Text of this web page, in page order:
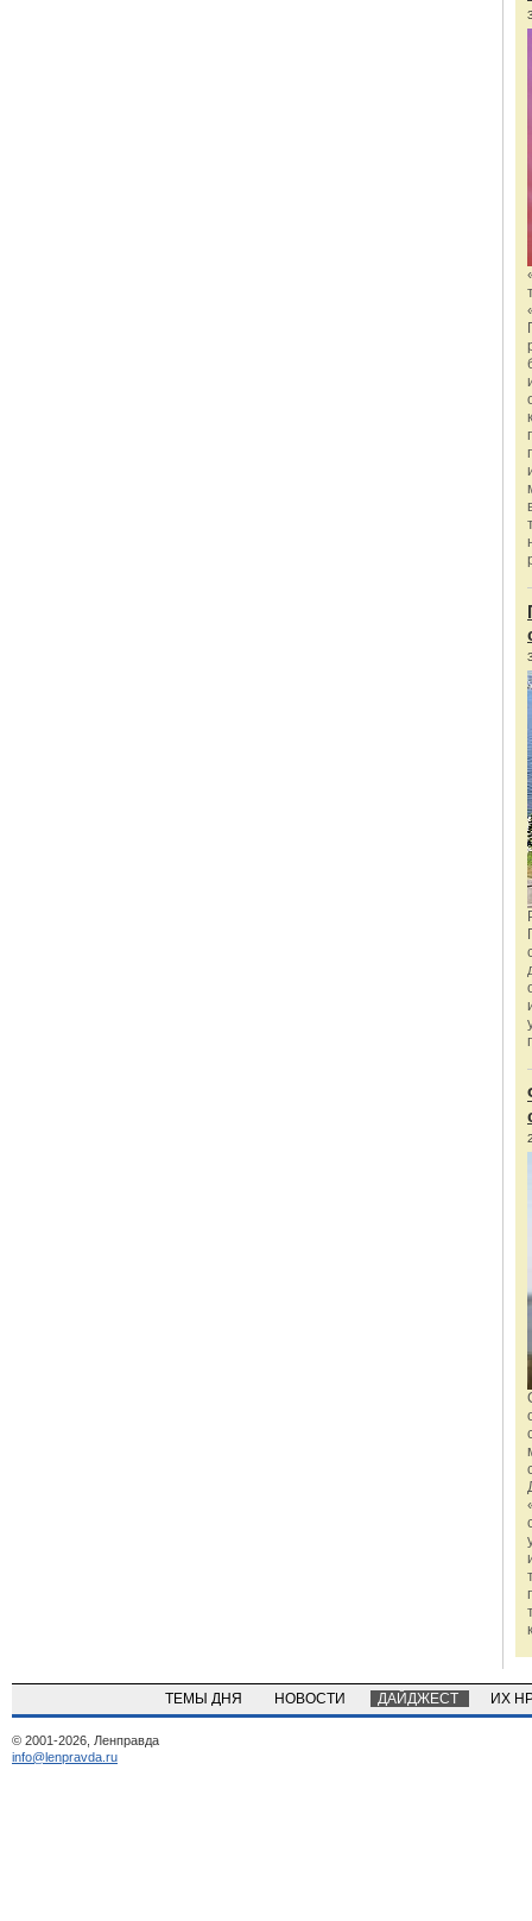
ТЕМЫ ДНЯ НОВОСТИ ДАЙДЖЕСТ ИХ
© 2001-2026, Ленправда
info@lenpravda.ru